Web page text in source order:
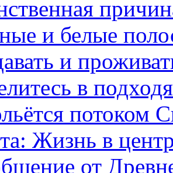
и белые
и
в
потоком
Жизнь в
от